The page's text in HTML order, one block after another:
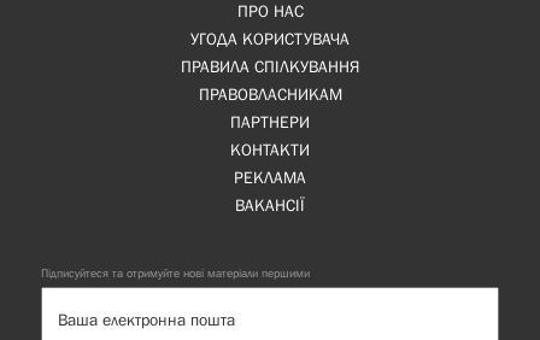
ПРО НАС
УГОДА КОРИСТУВАЧА
ПРАВИЛА СПІЛКУВАННЯ
ПРАВОВЛАСНИКАМ
ПАРТНЕРИ
КОНТАКТИ
РЕКЛАМА
ВАКАНСІЇ
Підписуйтеся та отримуйте нові матеріали першими